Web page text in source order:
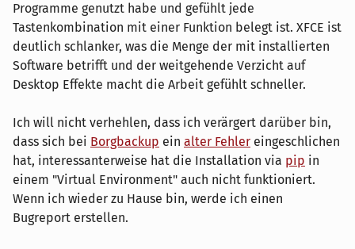
Programme genutzt habe und gefühlt jede
Tastenkombination mit einer Funktion belegt ist. XFCE ist
deutlich schlanker, was die Menge der mit installierten
Software betrifft und der weitgehende Verzicht auf
Desktop Effekte macht die Arbeit gefühlt schneller.
Ich will nicht verhehlen, dass ich verärgert darüber bin,
dass sich bei Borgbackup ein alter Fehler eingeschlichen
hat, interessanterweise hat die Installation via pip in
einem "Virtual Environment" auch nicht funktioniert.
Wenn ich wieder zu Hause bin, werde ich einen
Bugreport erstellen.